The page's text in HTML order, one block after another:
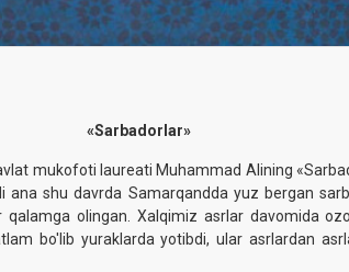
«Sarbadorlar»
mukofoti laureati Muhammad Alining
ana shu davrda Samarqandda yuz bergan
qalamga olingan. Xalqimiz asrlar davomida
bo'lib yuraklarda yotibdi, ular asrlardan